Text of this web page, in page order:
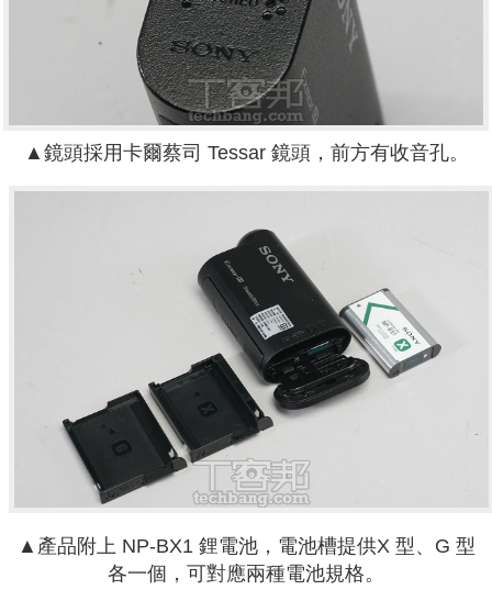
▲鏡頭採用卡爾蔡司 Tessar 鏡頭，前方有收音孔。
▲產品附上 NP-BX1 鋰電池，電池槽提供X 型、G 型
各一個，可對應兩種電池規格。